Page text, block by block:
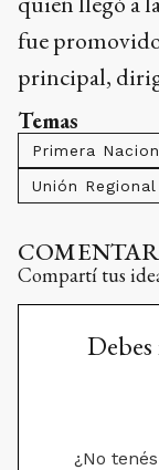
fue
principal,
Temas
Primera
Unión
Compartí tus
¿No